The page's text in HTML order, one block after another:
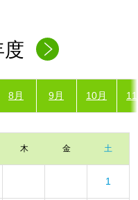
度
8月 9月 10月
木 金 土
1